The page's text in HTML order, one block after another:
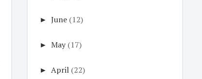
► June (12)
► May (17)
► April (22)